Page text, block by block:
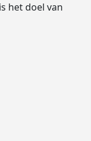
het doel van